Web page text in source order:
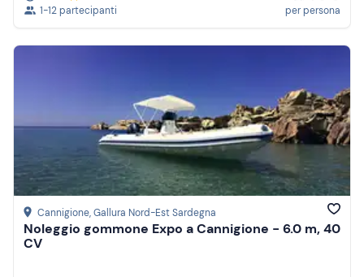
1-12 partecipanti
per persona
Cannigione, Gallura Nord-Est Sardegna
Noleggio gommone Expo a Cannigione - 6.0 m, 40
CV